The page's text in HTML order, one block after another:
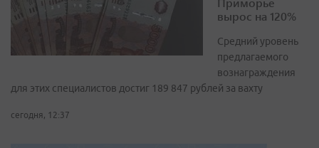
вырос на 120%
Средний уровень
предлагаемого
вознаграждения
для этих специалистов достиг 189 847 рублей за вахту
сегодня, 12:37